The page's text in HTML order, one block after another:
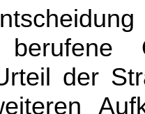
der